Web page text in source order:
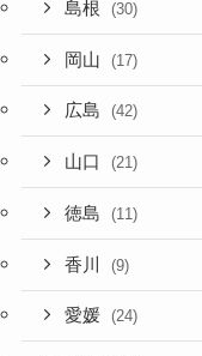
島根 (30)
岡山 (17)
広島 (42)
山口 (21)
徳島 (11)
香川 (9)
愛媛 (24)